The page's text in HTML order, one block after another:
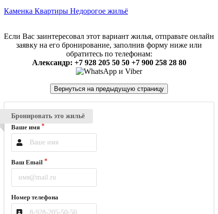
Каменка Квартиры Недорогое жильё
Если Вас заинтересовал этот вариант жилья, отправьте онлайн
заявку на его бронирование, заполнив форму ниже или
обратитесь по телефонам:
Александр: +7 928 205 50 50 +7 900 258 28 80
Бронировать это жильё
Ваше имя
Ваш Email
Номер телефона